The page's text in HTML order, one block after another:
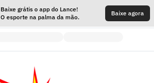
Baixe grátis o app do Lance!
O esporte na palma da mão.
Baixe agora